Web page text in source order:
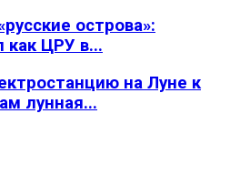
острова»:
как ЦРУ в...
на Луне к
лунная...